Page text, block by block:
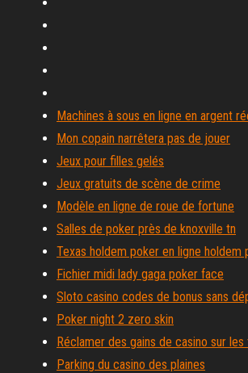
Machines à sous en ligne en argent
Mon copain narrêtera pas de jouer
Jeux pour filles gelés
Jeux gratuits de scène de crime
Modèle en ligne de roue de fortune
Salles de poker près de knoxville tn
Texas holdem poker en ligne holdem
Fichier midi lady gaga poker face
Sloto casino codes de bonus sans
Poker night 2 zero skin
Réclamer des gains de casino sur les
Parking du casino des plaines